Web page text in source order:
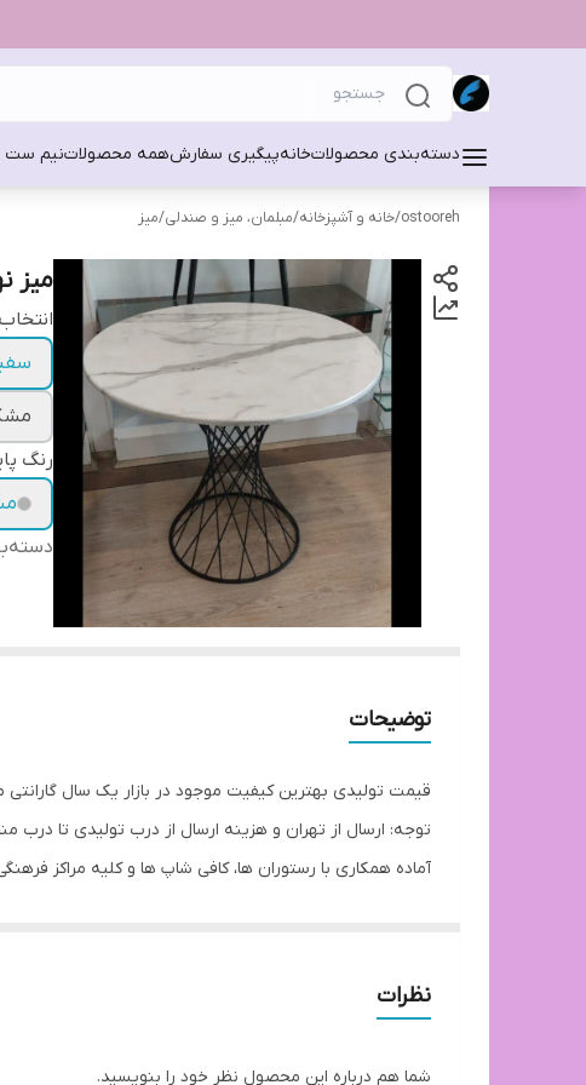
دسته‌بندی محصولاتخانهپیگیری سفارشهمه محصولاتنیم ست
ostooreh
/خانه و آشپزخانه/مبلمان، میز و صندلی/میز
میز
رنگ
توضیحات
قیمت تولیدی بهترین کیفیت موجود در بازار یک سال
توجه: ارسال از تهران و هزینه ارسال از درب تولیدی تا
آماده همکاری با رستوران ها، کافی شاپ ها و کلیه مراکز
نظرات
شما هم درباره این محصول نظر خود را بنویسید.